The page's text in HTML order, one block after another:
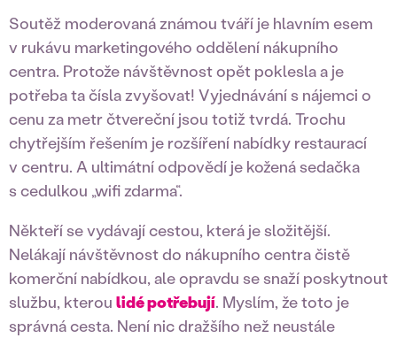
Soutěž moderovaná známou tváří je hlavním esem
v rukávu marketingového oddělení nákupního
centra. Protože návštěvnost opět poklesla a je
potřeba ta čísla zvyšovat! Vyjednávání s nájemci o
cenu za metr čtvereční jsou totiž tvrdá. Trochu
chytřejším řešením je rozšíření nabídky restaurací
v centru. A ultimátní odpovědí je kožená sedačka
s cedulkou „wifi zdarma“.
Někteří se vydávají cestou, která je složitější.
Nelákají návštěvnost do nákupního centra čistě
komerční nabídkou, ale opravdu se snaží poskytnout
službu, kterou lidé potřebují. Myslím, že toto je
správná cesta. Není nic dražšího než neustále